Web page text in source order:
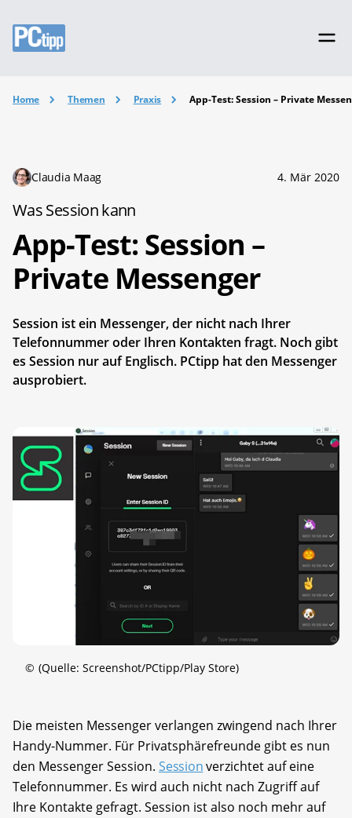
Home Themen Praxis App-Test: Session – Private
Claudia Maag 4. Mär 2020
Was Session kann
App-Test: Session –
Private Messenger
Session ist ein Messenger, der nicht nach Ihrer
Telefonnummer oder Ihren Kontakten fragt. Noch gibt
es Session nur auf Englisch. PCtipp hat den Messenger
ausprobiert.
© (Quelle: Screenshot/PCtipp/Play Store)
Die meisten Messenger verlangen zwingend nach Ihrer
Handy-Nummer. Für Privatsphärefreunde gibt es nun
den Messenger Session. Sessionverzichtet auf eine
Telefonnummer. Es wird auch nicht nach Zugriff auf
Ihre Kontakte gefragt. Session ist also noch mehr auf